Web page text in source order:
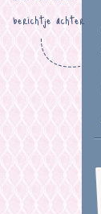
berichtje achter